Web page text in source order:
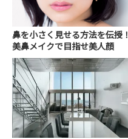
鼻を小さく見せる方法を伝授！
美鼻メイクで目指せ美人顔